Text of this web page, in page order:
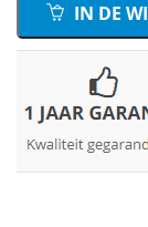
IN DE